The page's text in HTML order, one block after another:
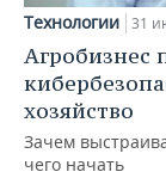
Технологии 31
Агробизнес
хозяйство
Зачем
чего начать